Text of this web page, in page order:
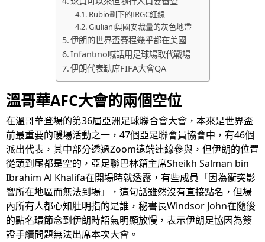
Rubio劃下的IRGC紅線
Giuliani與國安裁量的灰色地帶
伊朗的世界盃賽程幾乎都在美國
Infantino喊話用足球場取代戰場
伊朗代表缺席FIFA大會QA
溫哥華AFC大會的兩個空位
在溫哥華登場的第36屆亞洲足球聯合會大會，本來是世界盃
前最重要的暖場活動之一，47個亞足聯會員協會中，有46個
派出代表，其中部分透過Zoom遠端連線參與，但伊朗的位置
從頭到尾都是空的，亞足聯巴林籍主席Sheikh Salman bin
Ibrahim Al Khalifa在開場時就透露，有些成員「因為衝突影
響所在地區而無法到場」，這句話雖然沒有直接點名，但場
內所有人都心知肚明指的是誰，秘書長Windsor John在隨後
的點名環節念到伊朗時語氣明顯放慢，表示伊朗足協因為簽
證手續問題無法出席本次大會。